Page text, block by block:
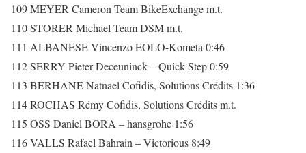
109 MEYER Cameron Team BikeExchange m.t.
110 STORER Michael Team DSM m.t.
111 ALBANESE Vincenzo EOLO-Kometa 0:46
112 SERRY Pieter Deceuninck – Quick Step 0:59
113 BERHANE Natnael Cofidis, Solutions Crédits 1:36
114 ROCHAS Rémy Cofidis, Solutions Crédits m.t.
115 OSS Daniel BORA – hansgrohe 1:56
116 VALLS Rafael Bahrain – Victorious 8:49